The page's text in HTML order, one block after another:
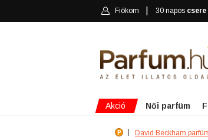
Fiókom 30 napos
Akció Női parfüm
David Beckham